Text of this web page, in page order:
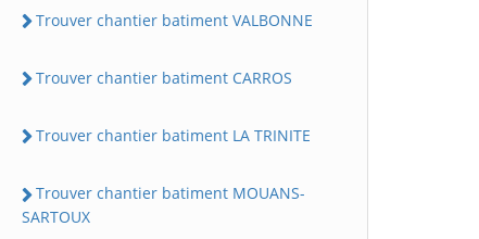
Trouver chantier batiment VALBONNE
Trouver chantier batiment CARROS
Trouver chantier batiment LA TRINITE
Trouver chantier batiment MOUANS-
SARTOUX